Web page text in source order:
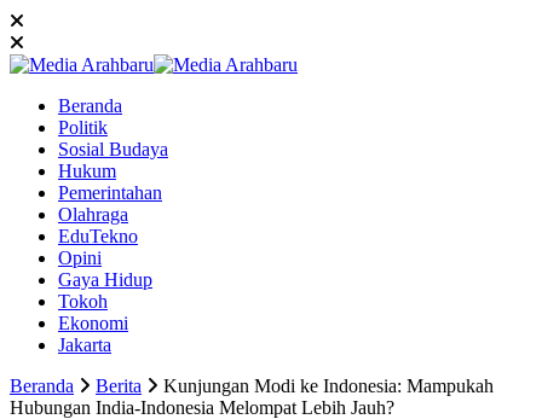
Beranda
Politik
Sosial Budaya
Hukum
Pemerintahan
Olahraga
EduTekno
Opini
Gaya Hidup
Tokoh
Ekonomi
Jakarta
Beranda
Berita
Kunjungan Modi ke Indonesia: Mampukah
Hubungan India-Indonesia Melompat Lebih Jauh?